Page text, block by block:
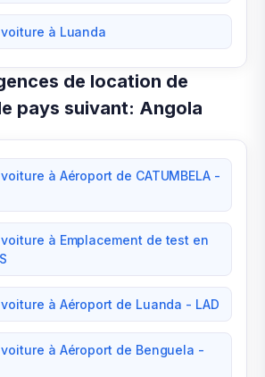
à Luanda
de location de
pays suivant: Angola
à Aéroport de CATUMBELA -
à Emplacement de test en
à Aéroport de Luanda - LAD
à Aéroport de Benguela -